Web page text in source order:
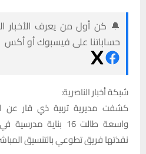
🔔 كن أول من يعرف الأخبار
حساباتنا على فيسبوك أو أكس
شبكة أخبار الناصرية:
كشفت مديرية تربية ذي قار عن
واسعة طالت 16
نفذتها فريق تطوعي بالتنسيق